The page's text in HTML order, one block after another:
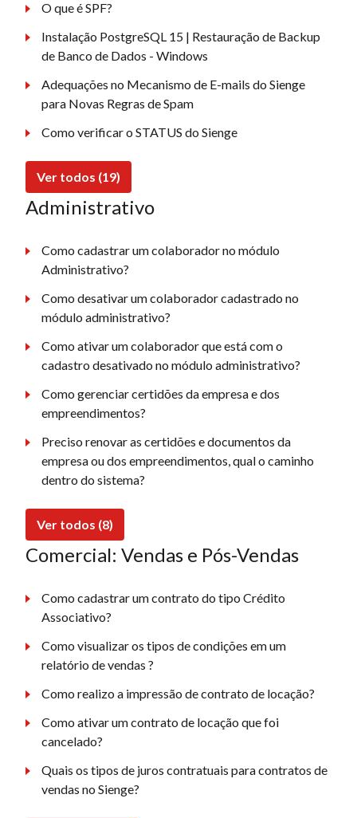
O que é SPF?
Instalação PostgreSQL 15 | Restauração de Backup
de Banco de Dados - Windows
Adequações no Mecanismo de E-mails do Sienge
para Novas Regras de Spam
Como verificar o STATUS do Sienge
Ver todos (19)
Administrativo
Como cadastrar um colaborador no módulo
Administrativo?
Como desativar um colaborador cadastrado no
módulo administrativo?
Como ativar um colaborador que está com o
cadastro desativado no módulo administrativo?
Como gerenciar certidões da empresa e dos
empreendimentos?
Preciso renovar as certidões e documentos da
empresa ou dos empreendimentos, qual o caminho
dentro do sistema?
Ver todos (8)
Comercial: Vendas e Pós-Vendas
Como cadastrar um contrato do tipo Crédito
Associativo?
Como visualizar os tipos de condições em um
relatório de vendas ?
Como realizo a impressão de contrato de locação?
Como ativar um contrato de locação que foi
cancelado?
Quais os tipos de juros contratuais para contratos de
vendas no Sienge?